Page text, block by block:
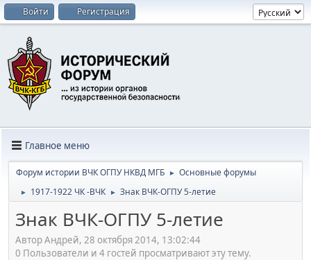
Войти Регистрация
Главное меню
Форум истории ВЧК ОГПУ НКВД МГБ ► Основные форумы
► 1917-1922 ЧК -ВЧК ► Знак ВЧК-ОГПУ 5-летие
Знак ВЧК-ОГПУ 5-летие
Автор Андрей, 28 октября 2014, 13:02:44
0 Пользователи и 4 гостей просматривают эту тему.